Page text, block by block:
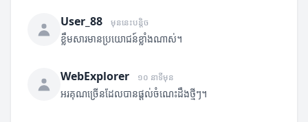
User_88 មុននេះបន្តិច
ខ្លឹមសារមានប្រយោជន៍ខ្លាំងណាស់។
WebExplorer ១០ នាទីមុន
អរគុណច្រើនដែលបានផ្តល់ចំណេះដឹងថ្មីៗ។